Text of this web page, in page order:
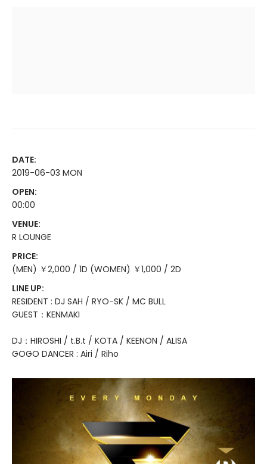
DATE:
2019-06-03 MON
OPEN:
00:00
VENUE:
R LOUNGE
PRICE:
(MEN) ￥2,000 / 1D (WOMEN) ￥1,000 / 2D
LINE UP:
RESIDENT : DJ SAH / RYO-SK / MC BULL
GUEST：KENMAKI
DJ：HIROSHI / t.B.t / KOTA / KEENON / ALISA
GOGO DANCER : Airi / Riho